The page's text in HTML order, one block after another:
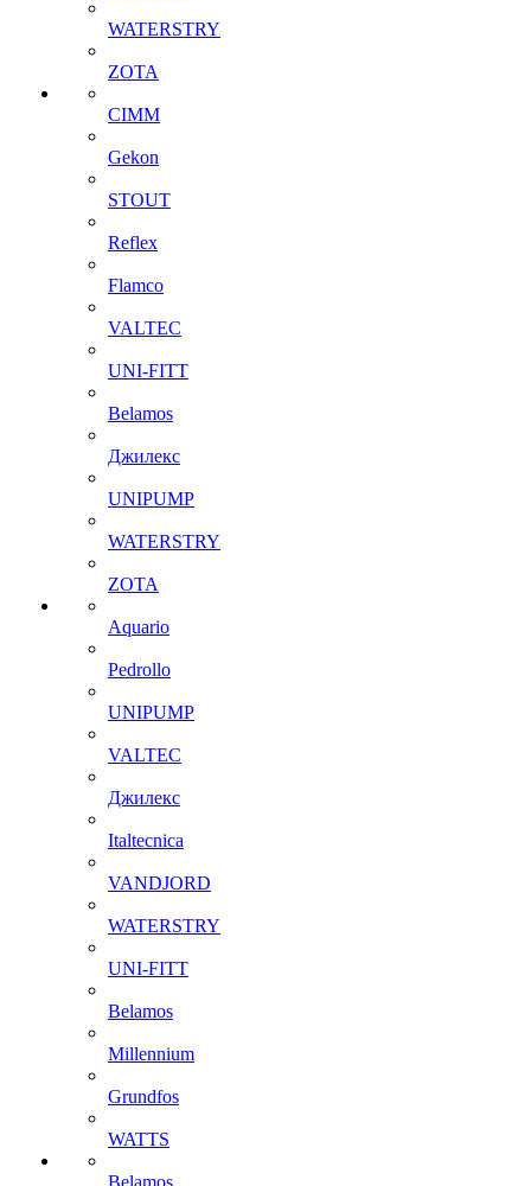
WATERSTRY
ZOTA
CIMM
Gekon
STOUT
Reflex
Flamco
VALTEC
UNI-FITT
Belamos
Джилекс
UNIPUMP
WATERSTRY
ZOTA
Aquario
Pedrollo
UNIPUMP
VALTEC
Джилекс
Italtecnica
VANDJORD
WATERSTRY
UNI-FITT
Belamos
Millennium
Grundfos
WATTS
Belamos